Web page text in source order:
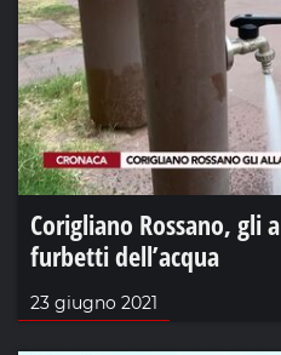
Corigliano Rossano, gli
furbetti dell’acqua
23 giugno 2021